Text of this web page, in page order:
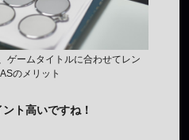
ゲームタイトルに合わせてレン
のメリット
ト高いですね！